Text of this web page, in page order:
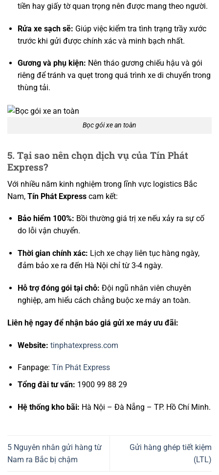
tiền hay giấy tờ quan trọng nên được mang theo người.
Rửa xe sạch sẽ: Giúp việc kiểm tra tình trạng trầy xước
trước khi gửi được chính xác và minh bạch nhất.
Gương và phụ kiện: Nên tháo gương chiếu hậu và gói
riêng để tránh va quẹt trong quá trình xe di chuyển trong
thùng tải.
Bọc gói xe an toàn
5. Tại sao nên chọn dịch vụ của Tín Phát
Express?
Với nhiều năm kinh nghiệm trong lĩnh vực logistics Bắc
Nam, Tín Phát Express cam kết:
Bảo hiểm 100%: Bồi thường giá trị xe nếu xảy ra sự cố
do lỗi vận chuyển.
Thời gian chính xác: Lịch xe chạy liên tục hàng ngày,
đảm bảo xe ra đến Hà Nội chỉ từ 3-4 ngày.
Hỗ trợ đóng gói tại chỗ: Đội ngũ nhân viên chuyên
nghiệp, am hiểu cách chằng buộc xe máy an toàn.
Liên hệ ngay để nhận báo giá gửi xe máy ưu đãi:
Website: tinphatexpress.com
Fanpage: Tín Phát Express
Tổng đài tư vấn: 1900 99 88 29
Hệ thống kho bãi: Hà Nội – Đà Nẵng – TP. Hồ Chí Minh.
5 Nguyên nhân gửi hàng từ
Nam ra Bắc bị chậm
Gửi hàng ghép tiết kiệm
(LTL)